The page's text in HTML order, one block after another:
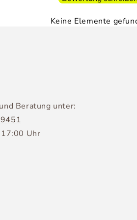
Keine Elemente
Beratung unter:
Uhr